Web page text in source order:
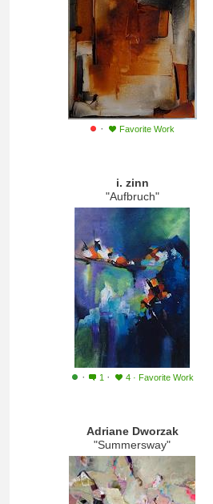
· Favorite Work
i. zinn
"Aufbruch"
· 1 · 4 · Favorite Work
Adriane Dworzak
"Summersway"